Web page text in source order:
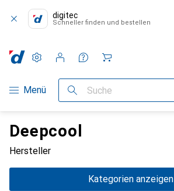
digitec
Schneller finden und bestellen
Navigation nach Kategorien
Menü Suche
Einstellungen
Kundenkonto
Vergleichslisten
Merklisten
Warenkorb
Deepcool
Hersteller
Kategorien anzeigen